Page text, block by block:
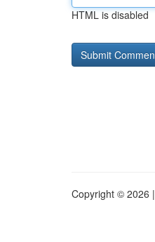
HTML is disabled
Copyright © 2026 |